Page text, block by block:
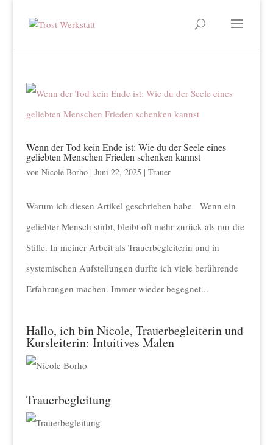
Wenn der Tod kein Ende ist: Wie du der Seele eines
geliebten Menschen Frieden schenken kannst
von Nicole Borho| Juni 22, 2025 | Trauer
Warum ich diesen Artikel geschrieben habe Wenn ein
geliebter Mensch stirbt, bleibt oft mehr zurück als nur die
Stille. In meiner Arbeit als Trauerbegleiterin und in
systemischen Aufstellungen durfte ich viele berührende
Erfahrungen machen. Immer wieder begegnet...
Hallo, ich bin Nicole, Trauerbegleiterin und
Kursleiterin: Intuitives Malen
Trauerbegleitung